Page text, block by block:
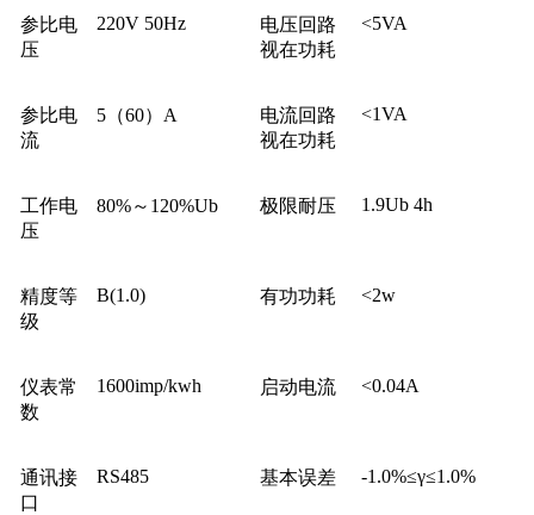
参比电
压
220V 50Hz
电压回路
视在功耗
<5VA
参比电
流
5（60）A
电流回路
视在功耗
<1VA
工作电
压
80%～120%Ub 极限耐压 1.9Ub 4h
精度等
级
B(1.0) 有功功耗 <2w
仪表常
数
1600imp/kwh 启动电流 <0.04A
通讯接
口
RS485 基本误差 -1.0%≤γ≤1.0%